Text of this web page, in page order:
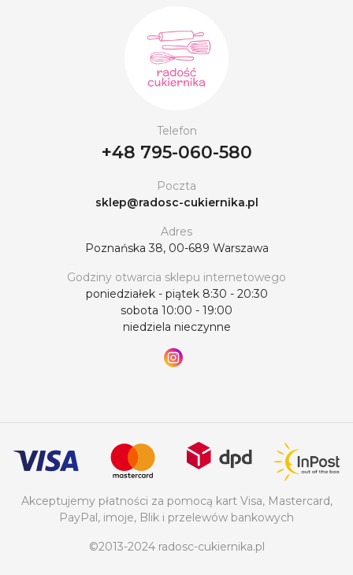
Telefon
+48 795-060-580
Poczta
sklep@radosc-cukiernika.pl
Adres
Poznańska 38, 00-689 Warszawa
Godziny otwarcia sklepu internetowego
poniedziałek - piątek 8:30 - 20:30
sobota 10:00 - 19:00
niedziela nieczynne
Akceptujemy płatności za pomocą kart Visa, Mastercard,
PayPal, imoje, Blik i przelewów bankowych
©2013-2024 radosc-cukiernika.pl